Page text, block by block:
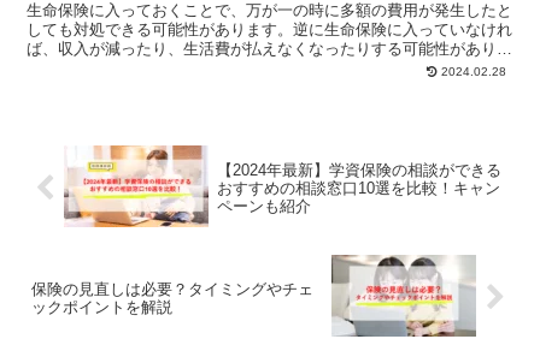
生命保険に入っておくことで、万が一の時に多額の費用が発生したと
しても対処できる可能性があります。逆に生命保険に入っていなけれ
ば、収入が減ったり、生活費が払えなくなったりする可能性がありま
す。しかし保険は保障内容・保険料・保障金額などが複雑で、最適な
2024.02.28
【2024年最新】学資保険の相談ができる
おすすめの相談窓口10選を比較！キャン
ペーンも紹介
保険の見直しは必要？タイミングやチェ
ックポイントを解説